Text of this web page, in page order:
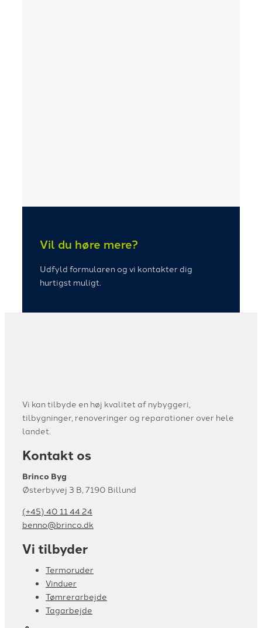
Vil du høre mere?
Udfyld formularen og vi kontakter dig
hurtigst muligt.
Vi kan tilbyde en høj kvalitet af nybyggeri,
tilbygninger, renoveringer og reparationer over hele
landet.
Kontakt os
Brinco Byg
Østerbyvej 3 B, 7190 Billund
(+45) 40 11 44 24
benno@brinco.dk
Vi tilbyder
Termoruder
Vinduer
Tømrerarbejde
Tagarbejde